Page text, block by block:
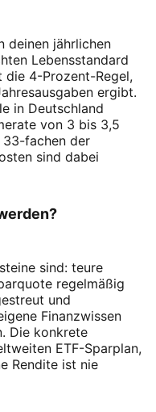
deinen jährlichen
Lebensstandard
die 4-Prozent-Regel,
ergibt.
in Deutschland
von 3 bis 3,5
fachen der
sind dabei
sind: teure
regelmäßig
und
Finanzwissen
Die konkrete
ETF-Sparplan,
Rendite ist nie